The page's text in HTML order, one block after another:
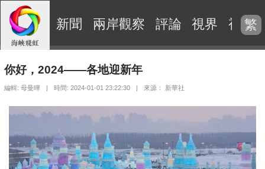
新聞 兩岸觀察 評論 視界 視頻
繁
你好，2024——各地迎新年
編輯: 母曼曄 | 時間: 2024-01-01 23:22:30 | 來源： 新華社